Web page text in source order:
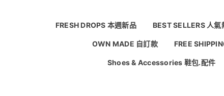
FRESH DROPS 本週新品 BEST SELLERS 人氣
OWN MADE 自訂款 FREE
Shoes & Accessories 鞋包.配件